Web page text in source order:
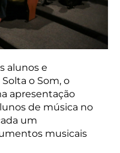
alunos e
o Som, o
apresentação
de música no
um
musicais